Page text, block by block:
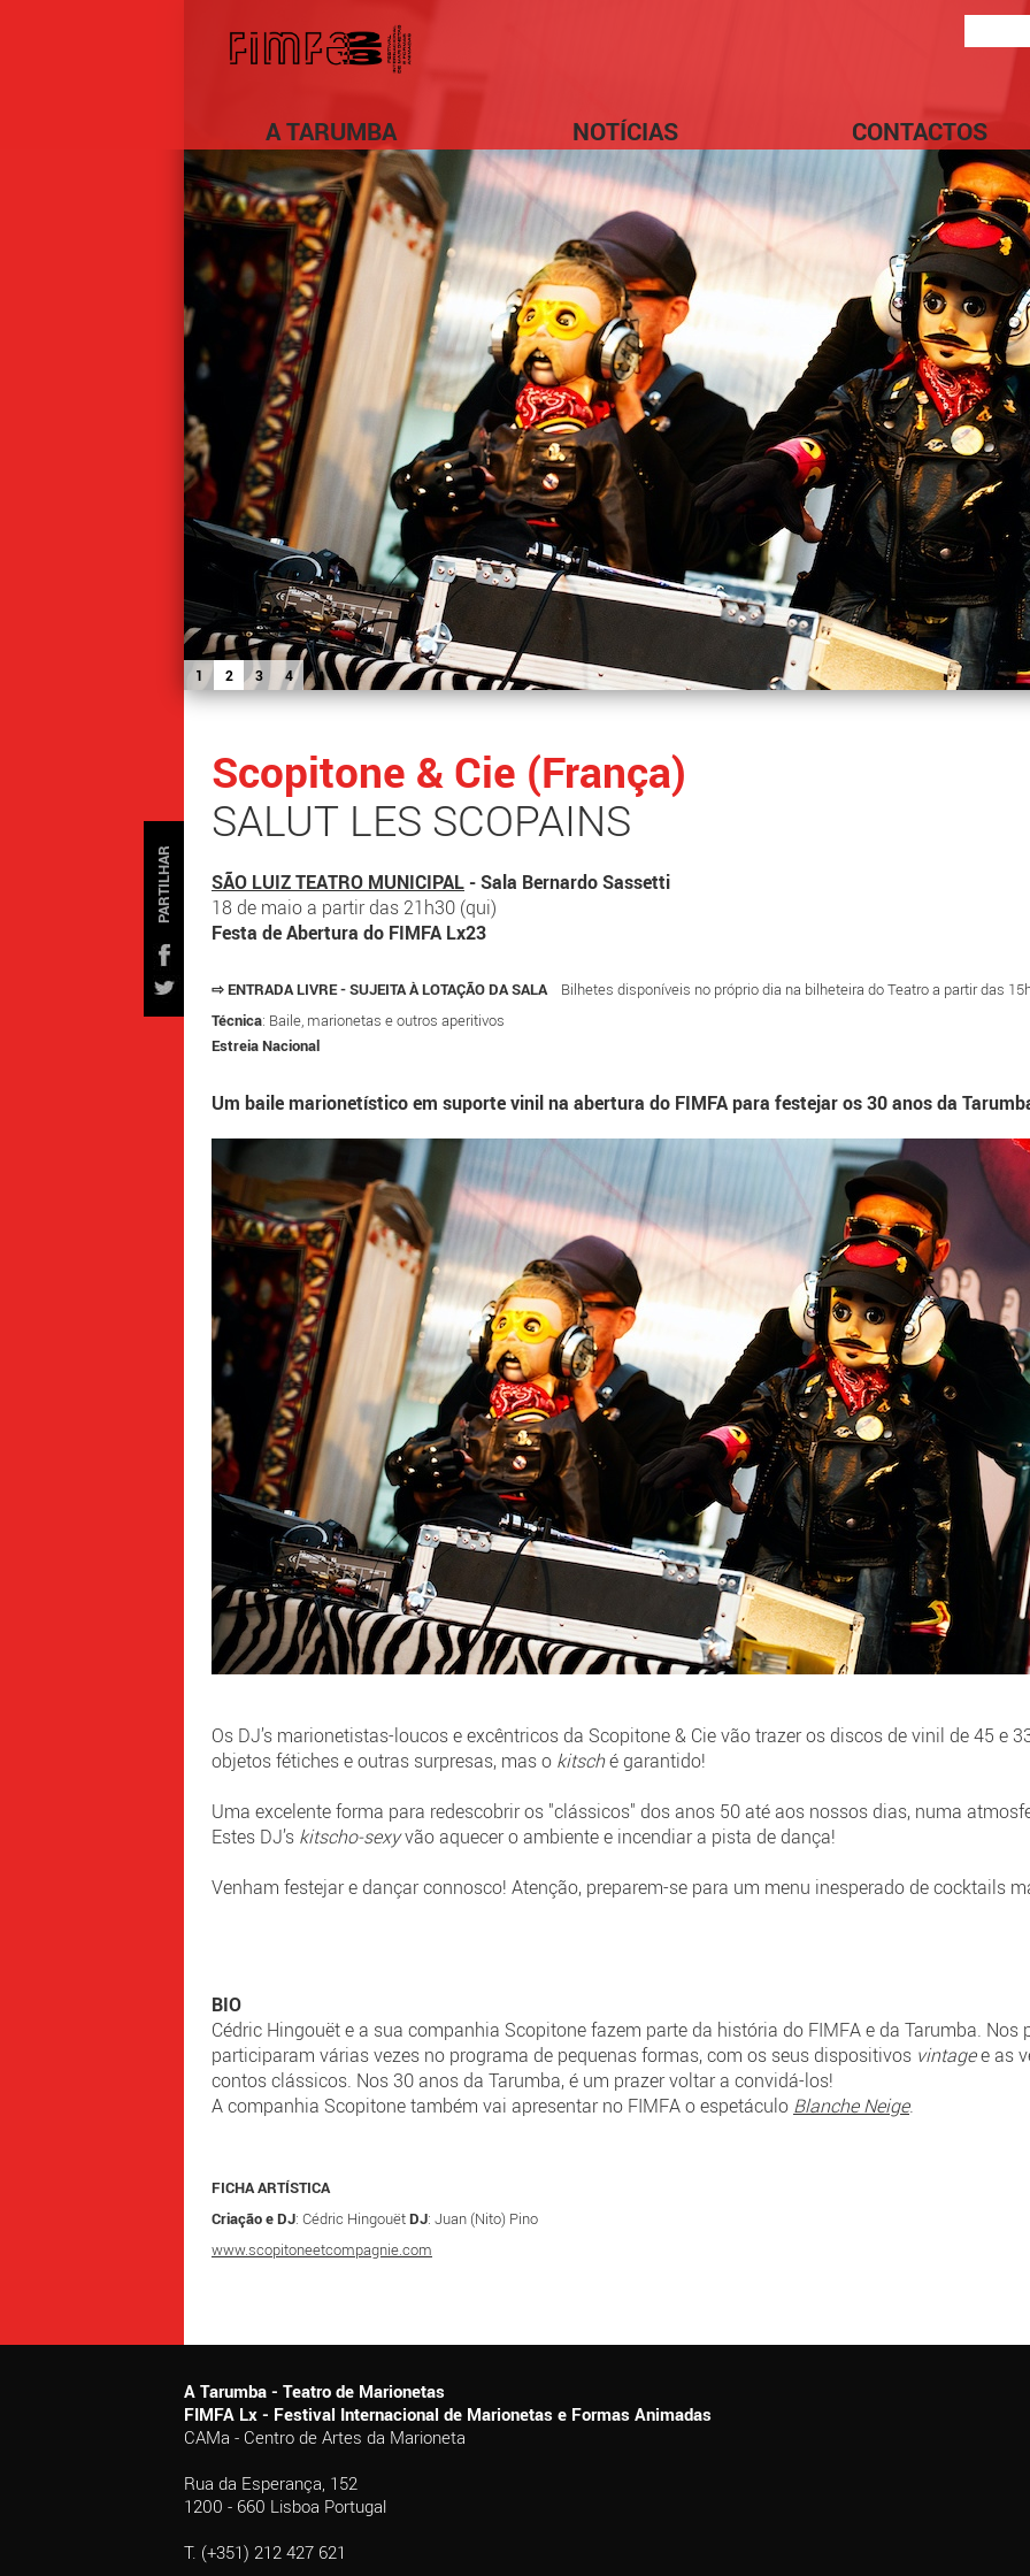
A TARUMBA NOTÍCIAS CONTACTOS
1 2 3 4
PARTILHAR
Scopitone & Cie (França)
SALUT LES SCOPAINS
SÃO LUIZ TEATRO MUNICIPAL - Sala Bernardo Sassetti
18 de maio a partir das 21h30 (qui)
Festa de Abertura do FIMFA Lx23
⇨ ENTRADA LIVRE - SUJEITA À LOTAÇÃO DA SALA Bilhetes disponíveis no próprio dia na bilheteira do Teatro a partir das
Técnica: Baile, marionetas e outros aperitivos
Estreia Nacional
Um baile marionetístico em suporte vinil na abertura do FIMFA para festejar os 30 anos da
Os DJ’s marionetistas-loucos e excêntricos da Scopitone & Cie vão trazer os discos de vinil de 45 e
objetos fétiches e outras surpresas, mas o kitsché garantido!
Uma excelente forma para redescobrir os "clássicos" dos anos 50 até aos nossos dias, numa
Estes DJ’s kitscho-sexyvão aquecer o ambiente e incendiar a pista de dança!
Venham festejar e dançar connosco! Atenção, preparem-se para um menu inesperado de cocktails
BIO
Cédric Hingouët e a sua companhia Scopitone fazem parte da história do FIMFA e da Tarumba. Nos
participaram várias vezes no programa de pequenas formas, com os seus dispositivos vintagee as
contos clássicos. Nos 30 anos da Tarumba, é um prazer voltar a convidá-los!
A companhia Scopitone também vai apresentar no FIMFA o espetáculo Blanche Neige.
FICHA ARTÍSTICA
Criação e DJ: Cédric HingouëtDJ: Juan (Nito) Pino
www.scopitoneetcompagnie.com
A Tarumba - Teatro de Marionetas
FIMFA Lx - Festival Internacional de Marionetas e Formas Animadas
CAMa - Centro de Artes da Marioneta
Rua da Esperança, 152
1200 - 660 Lisboa Portugal
T. (+351) 212 427 621